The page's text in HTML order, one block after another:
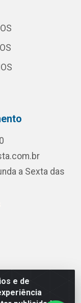
e de
a Sexta das
Paulo/SP - CEP